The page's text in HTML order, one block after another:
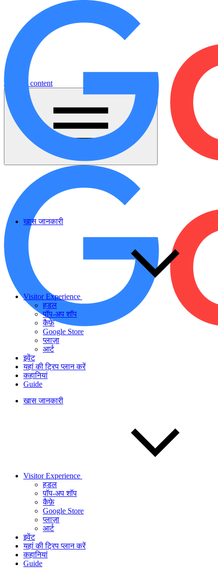
Jump to content
खास जानकारी
Visitor Experience
हडल
पॉप-अप शॉप
कैफ़े
Google Store
प्लाज़ा
आर्ट
इवेंट
यहां की ट्रिप प्लान करें
कहानियां
Guide
खास जानकारी
Visitor Experience
हडल
पॉप-अप शॉप
कैफ़े
Google Store
प्लाज़ा
आर्ट
इवेंट
यहां की ट्रिप प्लान करें
कहानियां
Guide